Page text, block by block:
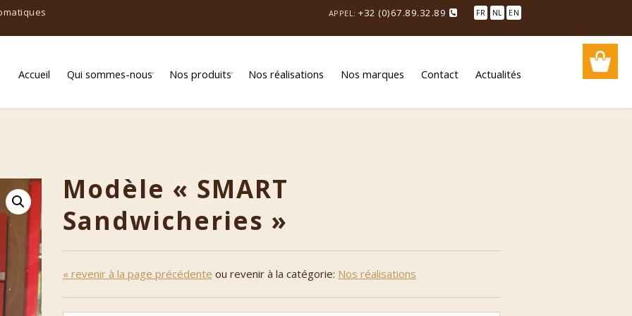
APPEL: +32 (0)67.89.32.89 FR NL EN
Accueil Qui sommes-nous Nos produits
Chocolatiers
Frais / traiteurs
Nos réalisations Nos marques Contact Actualités
Modèle « SMART
Sandwicheries »
« revenir à la page précédente ou revenir à la catégorie: Nos réalisations